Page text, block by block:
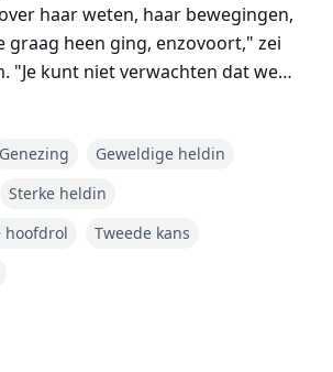
haar weten, haar bewegingen,
graag heen ging, enzovoort," zei
"Je kunt niet verwachten dat we
Ze snoof. "In tegenstelling tot wat je
het niet zo." Ze snuifde. "We
maar dan kunnen we je niet
haar schouders op met een
Genezing
Geweldige heldin
Sterke heldin
hoofdrol
Tweede kans